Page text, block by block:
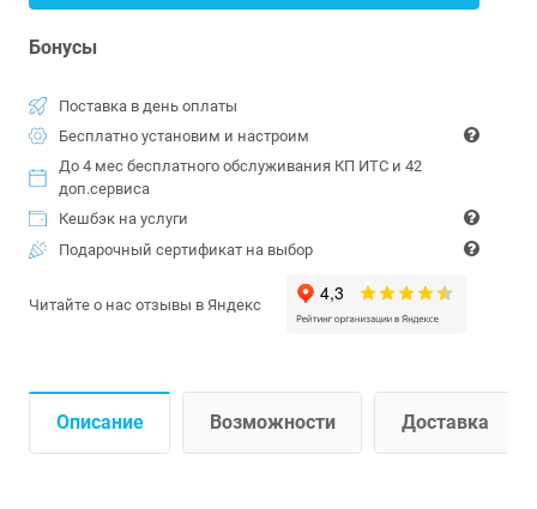
Бонусы
Поставка в день оплаты
Бесплатно установим и настроим
До 4 мес бесплатного обслуживания КП ИТС и 42
доп.сервиса
Кешбэк на услуги
Подарочный сертификат на выбор
Читайте о нас отзывы в Яндекс
Описание Возможности Доставка